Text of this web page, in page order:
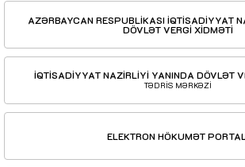
AZƏRBAYCAN RESPUBLİKASI İQTİSADİYYAT
DÖVLƏT VERGİ XİDMƏTİ
İQTİSADİYYAT NAZİRLİYİ YANINDA DÖVLƏT
TƏDRİS MƏRKƏZİ
ELEKTRON HÖKUMƏT